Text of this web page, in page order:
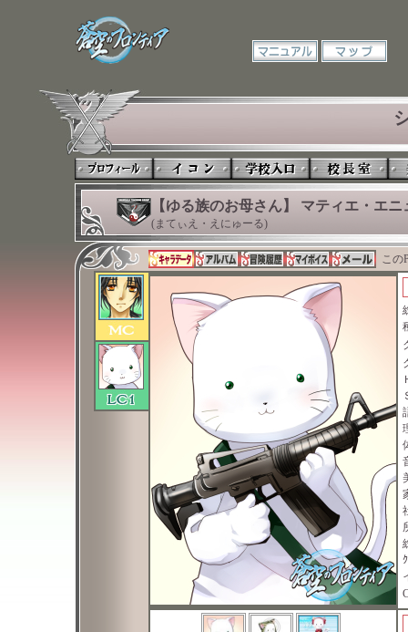
【ゆる族のお母さん】 マティエ・エニ
(まてぃえ・えにゅーる)
この